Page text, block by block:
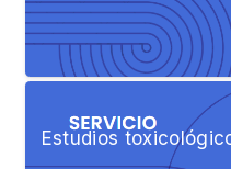
Estudios